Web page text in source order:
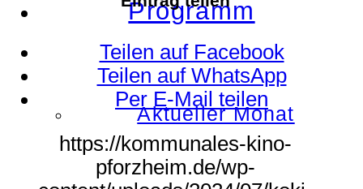
Programm
Aktueller Monat
Teilen auf Facebook
Teilen auf WhatsApp
Per E-Mail teilen
https://kommunales-kino-
pforzheim.de/wp-